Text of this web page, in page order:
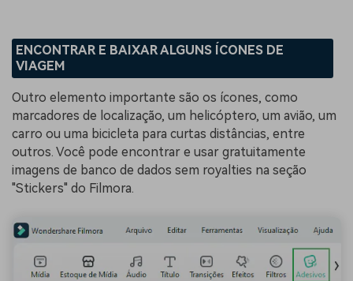
ENCONTRAR E BAIXAR ALGUNS ÍCONES DE
VIAGEM
Outro elemento importante são os ícones, como
marcadores de localização, um helicóptero, um avião, um
carro ou uma bicicleta para curtas distâncias, entre
outros. Você pode encontrar e usar gratuitamente
imagens de banco de dados sem royalties na seção
"Stickers" do Filmora.